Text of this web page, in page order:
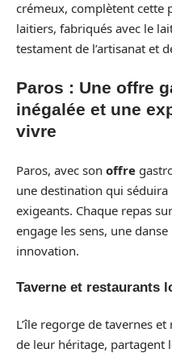
crémeux, complètent cette
laitiers, fabriqués avec le
testament de l’artisanat et
Paros : Une offre
inégalée et une
vivre
Paros, avec son offre
une destination qui séduira
exigeants. Chaque repas
engage les sens, une
innovation.
Taverne et restaurants
L’île regorge de tavernes
de leur héritage, partagent